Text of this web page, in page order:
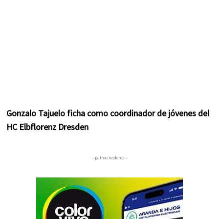
Gonzalo Tajuelo ficha como coordinador de jóvenes del
HC Elbflorenz Dresden
– patrocinadores –